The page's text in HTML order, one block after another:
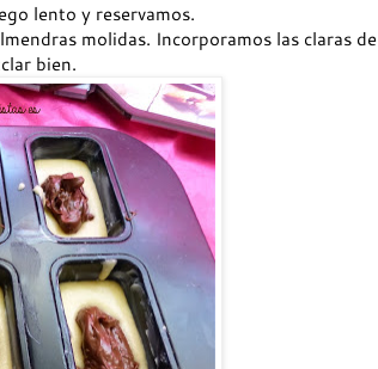
lento y reservamos.
molidas. Incorporamos las claras de
bien.